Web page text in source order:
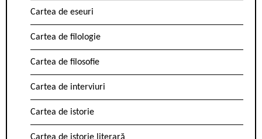
Cartea de eseuri
Cartea de filologie
Cartea de filosofie
Cartea de interviuri
Cartea de istorie